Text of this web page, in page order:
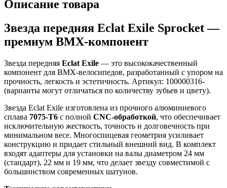
Описание товара
Звезда передняя Eclat Exile Sprocket —
премиум BMX-компонент
Звезда передняя Eclat Exile — это высококачественный
компонент для BMX-велосипедов, разработанный с упором на
прочность, легкость и эстетичность. Артикул: 100000316-
(варианты могут отличаться по количеству зубьев и цвету).
Звезда Eclat Exile изготовлена из прочного алюминиевого
сплава 7075-T6 с полной CNC-обработкой, что обеспечивает
исключительную жесткость, точность и долговечность при
минимальном весе. Многоспицевая геометрия усиливает
конструкцию и придает стильный внешний вид. В комплект
входят адаптеры для установки на валы диаметром 24 мм
(стандарт), 22 мм и 19 мм, что делает звезду совместимой с
большинством современных шатунов.